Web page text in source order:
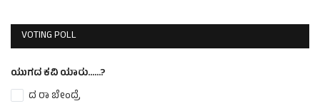
VOTING POLL
ಯುಗದ ಕವಿ ಯಾರು......?
ದ ರಾ ಬೇಂದ್ರೆ